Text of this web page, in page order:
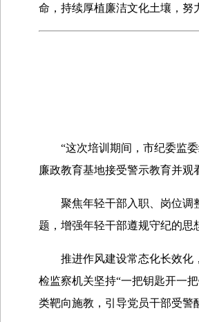
命，持续厚植廉洁文化土壤，努
“这次培训期间，市纪委监委
廉政教育基地接受警示教育并
聚焦年轻干部入职、岗位调整
题，增强年轻干部遵规守纪的思
推进作风建设常态化长效化，
检监察机关坚持“一把钥匙开一
类靶向施教，引导党员干部受警